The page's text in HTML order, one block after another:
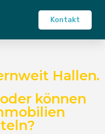
Kontakt
Hallen.
können